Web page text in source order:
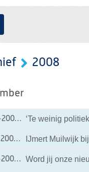
2008
26-12-200826-12-2008 15:14
‘Te weinig
12-12-200812-12-2008 17:06
IJmert Muilwijk
10-12-200810-12-2008 18:48
Word jij onze